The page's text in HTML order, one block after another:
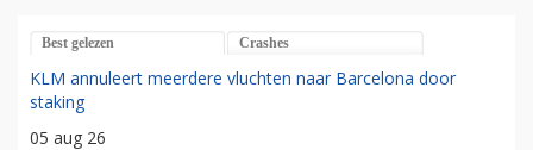
Best gelezen Crashes
KLM annuleert meerdere vluchten naar Barcelona door
staking
05 aug 26